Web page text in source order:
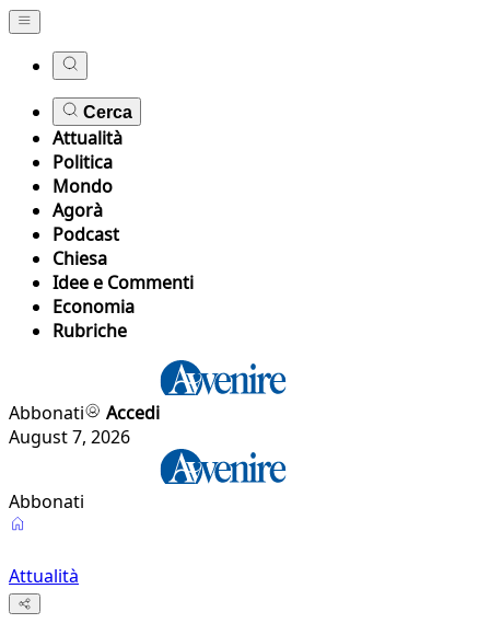
Cerca
Attualità
Politica
Mondo
Agorà
Podcast
Chiesa
Idee e Commenti
Economia
Rubriche
Abbonati
Accedi
August 7, 2026
Abbonati
Attualità